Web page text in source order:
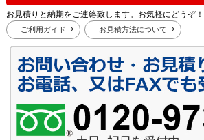
お見積りと納期をご連絡致します。お気軽にどうぞ！
ご利用ガイド お見積方法について